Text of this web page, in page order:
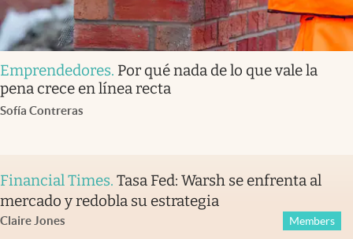
Emprendedores. Por qué nada de lo que vale la
pena crece en línea recta
Sofía Contreras
Financial Times. Tasa Fed: Warsh se enfrenta al
mercado y redobla su estrategia
Claire Jones Members